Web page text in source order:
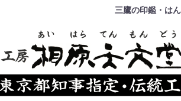
三鷹の印鑑・は